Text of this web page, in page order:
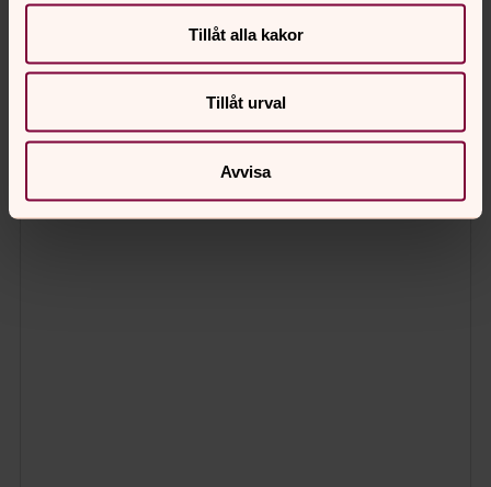
Tillåt alla kakor
Tillåt urval
Avvisa